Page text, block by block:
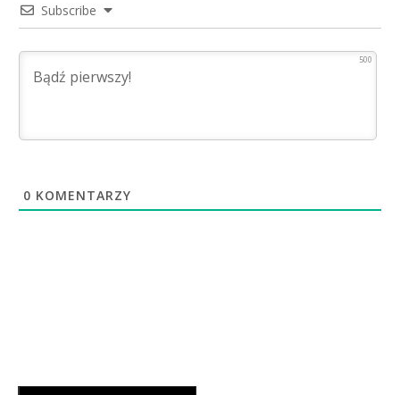
Subscribe
500
0 KOMENTARZY